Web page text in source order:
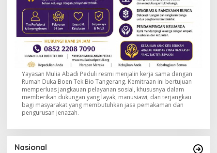
Yayasan Mulia Abadi Peduli resmi menjalin kerja sama dengan
Rumah Duka Boen Tek Bio Tangerang. Kemitraan ini bertujuan
memperluas jangkauan pelayanan sosial, khususnya dalam
memberikan dukungan yang layak, manusiawi, dan terjangkau
bagi masyarakat yang membutuhkan jasa pemakaman dan
pengurusan jenazah.
Nasional